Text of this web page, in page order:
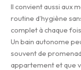
Il convient aussi aux
routine d’hygiène
complet à chaque
Un bain autonome
souvent de
appartement et que